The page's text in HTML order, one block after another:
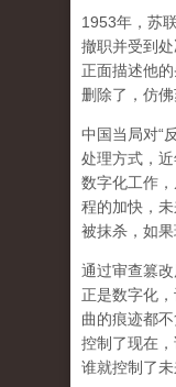
1953年，苏
撤职并受到
正面描述他
删除了，仿佛
中国当局对“
处理方式，
数字化工作
程的加快，
被抹杀，如果
通过审查篡
正是数字化
曲的痕迹都
控制了现在
谁就控制了未